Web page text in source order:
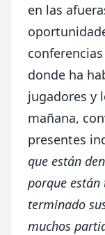
en las
donde ha
jugadores y
mañana,
presentes
que están
porque
terminado
muchos